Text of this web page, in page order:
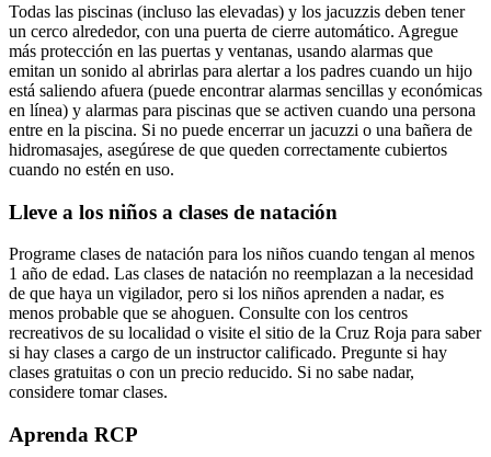
Todas las piscinas (incluso las elevadas) y los jacuzzis deben tener
un cerco alrededor, con una puerta de cierre automático. Agregue
más protección en las puertas y ventanas, usando alarmas que
emitan un sonido al abrirlas para alertar a los padres cuando un hijo
está saliendo afuera (puede encontrar alarmas sencillas y económicas
en línea) y alarmas para piscinas que se activen cuando una persona
entre en la piscina. Si no puede encerrar un jacuzzi o una bañera de
hidromasajes, asegúrese de que queden correctamente cubiertos
cuando no estén en uso.
Lleve a los niños a clases de natación
Programe clases de natación para los niños cuando tengan al menos
1 año de edad. Las clases de natación no reemplazan a la necesidad
de que haya un vigilador, pero si los niños aprenden a nadar, es
menos probable que se ahoguen. Consulte con los centros
recreativos de su localidad o visite el sitio de la Cruz Roja para saber
si hay clases a cargo de un instructor calificado. Pregunte si hay
clases gratuitas o con un precio reducido. Si no sabe nadar,
considere tomar clases.
Aprenda RCP